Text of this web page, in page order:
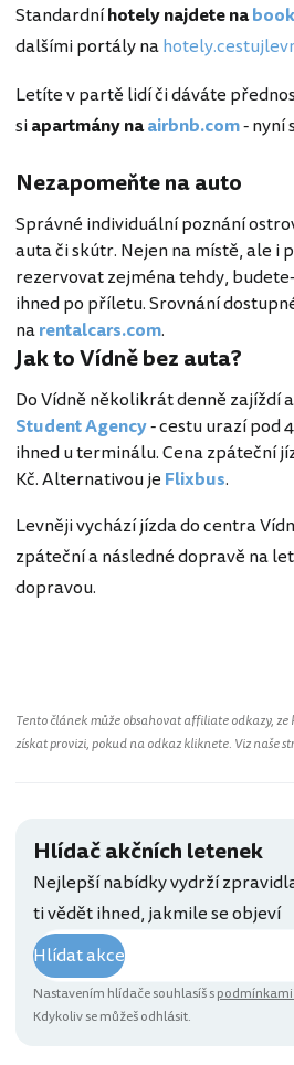
Standardníhotely najdete na
dalšími portály na
Letíte v partě lidí či dáváte
siapartmány naairbnb.com- nyní
Nezapomeňte na auto
Správné individuální poznání
auta či skútr. Nejen na místě, ale i
rezervovat zejména tehdy,
ihned po příletu. Srovnání
narentalcars.com.
Jak to Vídně bez auta?
Do Vídně několikrát denně zajíždí
Student Agency- cestu urazí pod
ihned u terminálu. Cena zpáteční
Kč. Alternativou je Flixbus.
Levněji vychází jízda do centra
zpáteční a následné dopravě na
dopravou.
Tento článek může obsahovat affiliate odkazy,
získat provizi, pokud na odkaz kliknete. Viz naše
Hlídač akčních letenek
Nejlepší nabídky vydrží
ti vědět ihned, jakmile se objeví
Hlídat akce
Nastavením hlídače souhlasíš s
Kdykoliv se můžeš odhlásit.